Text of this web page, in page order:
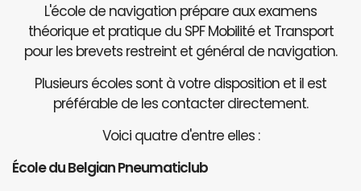
L'école de navigation prépare aux examens
théorique et pratique du SPF Mobilité et Transport
pour les brevets restreint et général de navigation.
Plusieurs écoles sont à votre disposition et il est
préférable de les contacter directement.
Voici quatre d'entre elles :
École du Belgian Pneumaticlub